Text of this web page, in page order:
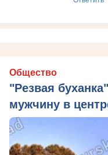
Общество
"Резвая
мужчину в